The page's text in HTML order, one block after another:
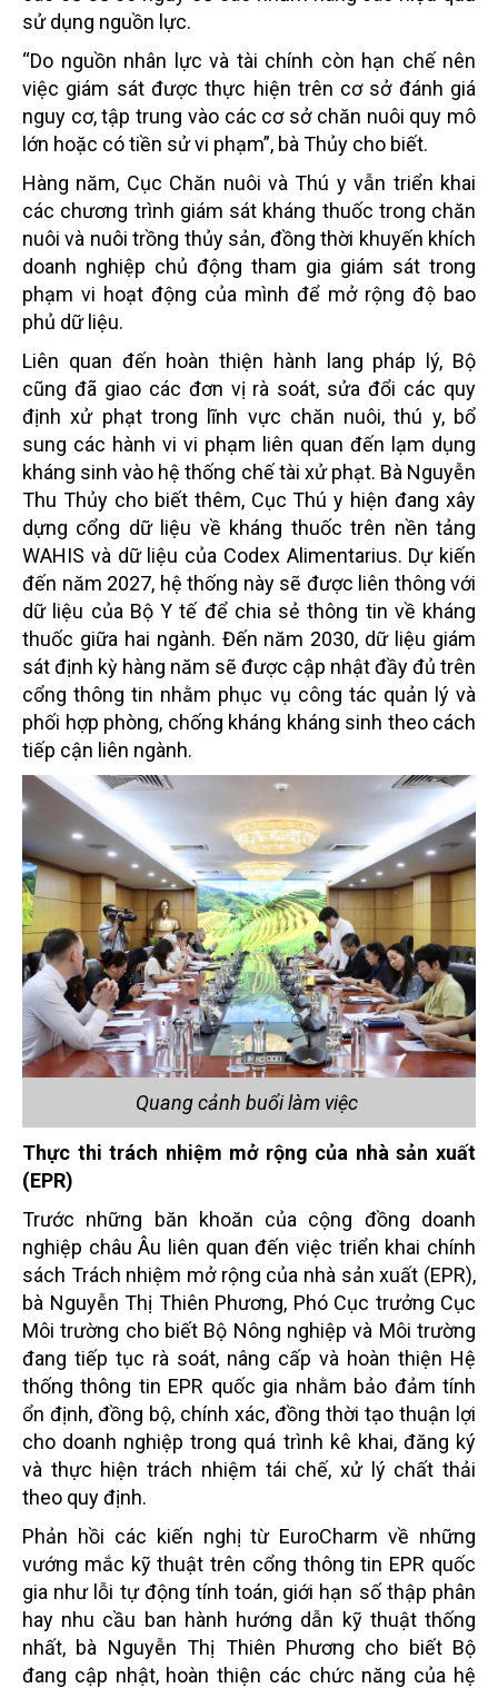
sử dụng nguồn lực.
“Do nguồn nhân lực và tài chính còn hạn chế nên
việc giám sát được thực hiện trên cơ sở đánh giá
nguy cơ, tập trung vào các cơ sở chăn nuôi quy mô
lớn hoặc có tiền sử vi phạm”, bà Thủy cho biết.
Hàng năm, Cục Chăn nuôi và Thú y vẫn triển khai
các chương trình giám sát kháng thuốc trong chăn
nuôi và nuôi trồng thủy sản, đồng thời khuyến khích
doanh nghiệp chủ động tham gia giám sát trong
phạm vi hoạt động của mình để mở rộng độ bao
phủ dữ liệu.
Liên quan đến hoàn thiện hành lang pháp lý, Bộ
cũng đã giao các đơn vị rà soát, sửa đổi các quy
định xử phạt trong lĩnh vực chăn nuôi, thú y, bổ
sung các hành vi vi phạm liên quan đến lạm dụng
kháng sinh vào hệ thống chế tài xử phạt. Bà Nguyễn
Thu Thủy cho biết thêm, Cục Thú y hiện đang xây
dựng cổng dữ liệu về kháng thuốc trên nền tảng
WAHIS và dữ liệu của Codex Alimentarius. Dự kiến
đến năm 2027, hệ thống này sẽ được liên thông với
dữ liệu của Bộ Y tế để chia sẻ thông tin về kháng
thuốc giữa hai ngành. Đến năm 2030, dữ liệu giám
sát định kỳ hàng năm sẽ được cập nhật đầy đủ trên
cổng thông tin nhằm phục vụ công tác quản lý và
phối hợp phòng, chống kháng kháng sinh theo cách
tiếp cận liên ngành.
Quang cảnh buổi làm việc
Thực thi trách nhiệm mở rộng của nhà sản xuất
(EPR)
Trước những băn khoăn của cộng đồng doanh
nghiệp châu Âu liên quan đến việc triển khai chính
sách Trách nhiệm mở rộng của nhà sản xuất (EPR),
bà Nguyễn Thị Thiên Phương, Phó Cục trưởng Cục
Môi trường cho biết Bộ Nông nghiệp và Môi trường
đang tiếp tục rà soát, nâng cấp và hoàn thiện Hệ
thống thông tin EPR quốc gia nhằm bảo đảm tính
ổn định, đồng bộ, chính xác, đồng thời tạo thuận lợi
cho doanh nghiệp trong quá trình kê khai, đăng ký
và thực hiện trách nhiệm tái chế, xử lý chất thải
theo quy định.
Phản hồi các kiến nghị từ EuroCharm về những
vướng mắc kỹ thuật trên cổng thông tin EPR quốc
gia như lỗi tự động tính toán, giới hạn số thập phân
hay nhu cầu ban hành hướng dẫn kỹ thuật thống
nhất, bà Nguyễn Thị Thiên Phương cho biết Bộ
đang cập nhật, hoàn thiện các chức năng của hệ